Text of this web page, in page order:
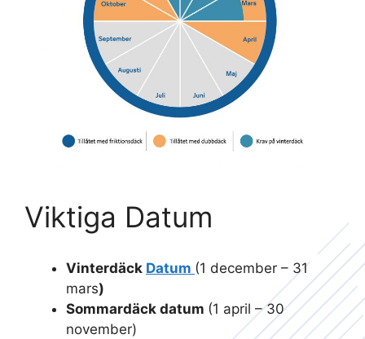
Viktiga Datum
Vinterdäck Datum (1 december – 31
mars)
Sommardäck datum (1 april – 30
november)